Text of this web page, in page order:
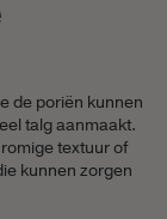
de poriën kunnen
talg aanmaakt.
textuur of
kunnen zorgen